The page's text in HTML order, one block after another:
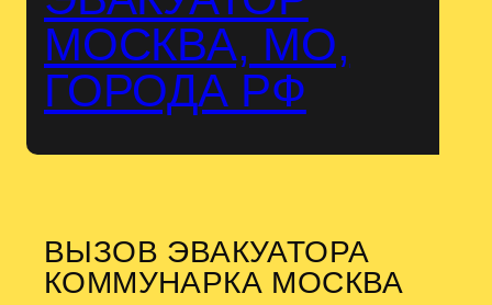
МОСКВА, МО,
ГОРОДА РФ
ВЫЗОВ ЭВАКУАТОРА
КОММУНАРКА МОСКВА